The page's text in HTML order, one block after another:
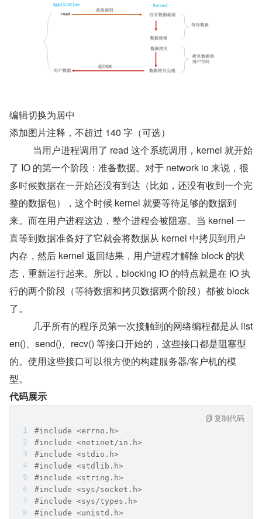
编辑切换为居中
添加图片注释，不超过 140 字（可选）
当用户进程调用了 read 这个系统调用，kernel 就开始
了 IO 的第一个阶段：准备数据。对于 network io 来说，很
多时候数据在一开始还没有到达（比如，还没有收到一个完
整的数据包），这个时候 kernel 就要等待足够的数据到
来。而在用户进程这边，整个进程会被阻塞。当 kernel 一
直等到数据准备好了它就会将数据从 kernel 中拷贝到用户
内存，然后 kernel 返回结果，用户进程才解除 block 的状
态，重新运行起来。所以，blocking IO 的特点就是在 IO 执
行的两个阶段（等待数据和拷贝数据两个阶段）都被 block
了。
几乎所有的程序员第一次接触到的网络编程都是从 list
en()、send()、recv() 等接口开始的，这些接口都是阻塞型
的。使用这些接口可以很方便的构建服务器/客户机的模
型。
代码展示
#include <errno.h>
#include <netinet/in.h>
#include <stdio.h>
#include <stdlib.h>
#include <string.h>
#include <sys/socket.h>
#include <sys/types.h>
#include <unistd.h>
复制代码